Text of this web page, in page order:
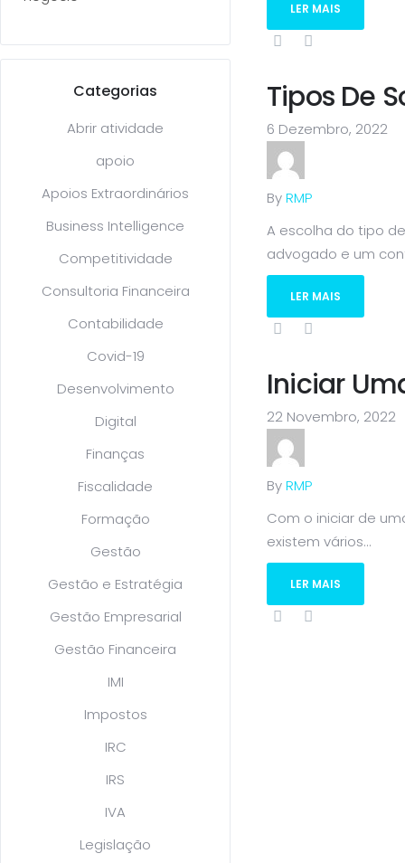
Categorias
Abrir atividade
apoio
Apoios Extraordinários
Business Intelligence
Competitividade
Consultoria Financeira
Contabilidade
Covid-19
Desenvolvimento
Digital
Finanças
Fiscalidade
Formação
Gestão
Gestão e Estratégia
Gestão Empresarial
Gestão Financeira
IMI
Impostos
IRC
IRS
IVA
Legislação
LER MAIS
Tipos De
6 Dezembro, 2022
ByRMP
A escolha do tipo
advogado e um
LER MAIS
Iniciar
22 Novembro, 2022
ByRMP
Com o iniciar de
existem vários...
LER MAIS